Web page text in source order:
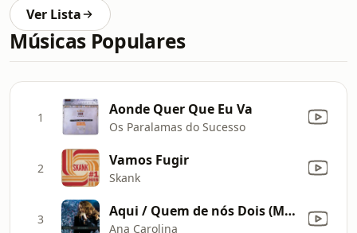
Ver Lista
Músicas Populares
1 Aonde Quer Que Eu Va
Os Paralamas do Sucesso
2 Vamos Fugir
Skank
3 Aqui / Quem de nós Dois (Multishow Ao Vivo)
Ana Carolina